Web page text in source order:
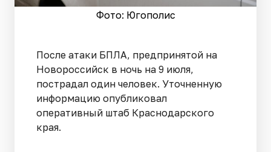
Фото: Югополис
После атаки БПЛА, предпринятой на
Новороссийск в ночь на 9 июля,
пострадал один человек. Уточненную
информацию опубликовал
оперативный штаб Краснодарского
края.